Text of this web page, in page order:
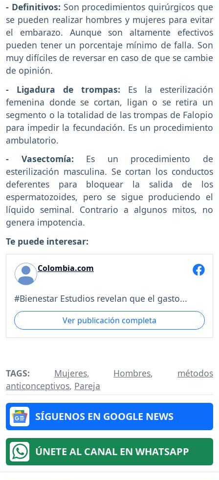
- Definitivos: Son procedimientos quirúrgicos que
se pueden realizar hombres y mujeres para evitar
el embarazo. Aunque son altamente efectivos
pueden tener un porcentaje mínimo de falla. Son
muy difíciles de reversar en caso de que se cambie
de opinión.
- Ligadura de trompas: Es la esterilización
femenina donde se cortan, ligan o se retira un
segmento o la totalidad de las trompas de Falopio
para impedir la fecundación. Es un procedimiento
ambulatorio.
- Vasectomía: Es un procedimiento de
esterilización masculina. Se cortan los conductos
deferentes para bloquear la salida de los
espermatozoides, pero se sigue produciendo el
líquido seminal. Contrario a algunos mitos, no
genera impotencia.
Te puede interesar:
Colombia.com
#Bienestar Estudios revelan que el gasto...
Ver publicación completa
TAGS: Mujeres, Hombres, métodos
anticonceptivos, Pareja
SÍGUENOS EN GOOGLE NEWS
ÚNETE AL CANAL EN WHATSAPP